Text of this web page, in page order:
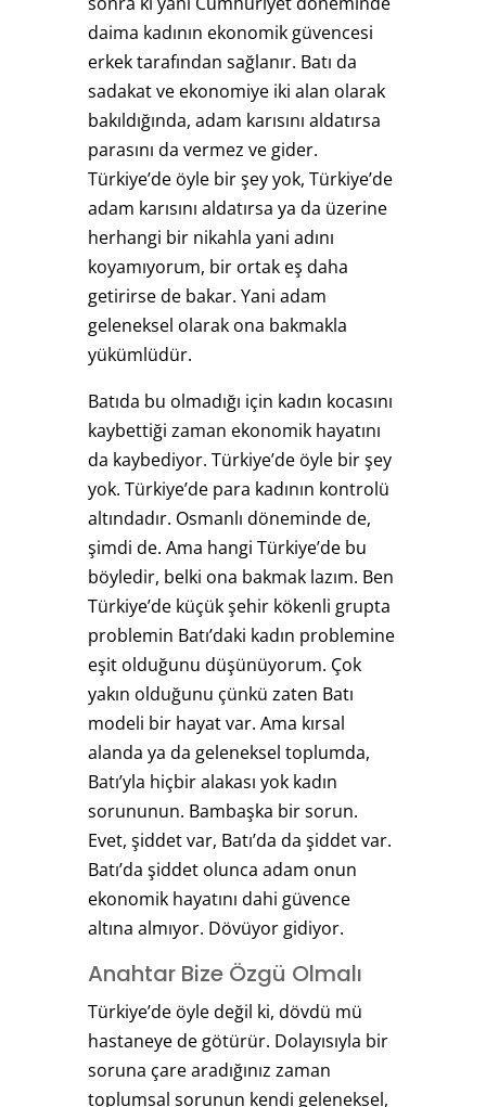
daima kadının ekonomik güvencesi
erkek tarafından sağlanır. Batı da
sadakat ve ekonomiye iki alan olarak
bakıldığında, adam karısını aldatırsa
parasını da vermez ve gider.
Türkiye’de öyle bir şey yok, Türkiye’de
adam karısını aldatırsa ya da üzerine
herhangi bir nikahla yani adını
koyamıyorum, bir ortak eş daha
getirirse de bakar. Yani adam
geleneksel olarak ona bakmakla
yükümlüdür.
Batıda bu olmadığı için kadın kocasını
kaybettiği zaman ekonomik hayatını
da kaybediyor. Türkiye’de öyle bir şey
yok. Türkiye’de para kadının kontrolü
altındadır. Osmanlı döneminde de,
şimdi de. Ama hangi Türkiye’de bu
böyledir, belki ona bakmak lazım. Ben
Türkiye’de küçük şehir kökenli grupta
problemin Batı’daki kadın problemine
eşit olduğunu düşünüyorum. Çok
yakın olduğunu çünkü zaten Batı
modeli bir hayat var. Ama kırsal
alanda ya da geleneksel toplumda,
Batı’yla hiçbir alakası yok kadın
sorununun. Bambaşka bir sorun.
Evet, şiddet var, Batı’da da şiddet var.
Batı’da şiddet olunca adam onun
ekonomik hayatını dahi güvence
altına almıyor. Dövüyor gidiyor.
Anahtar Bize Özgü Olmalı
Türkiye’de öyle değil ki, dövdü mü
hastaneye de götürür. Dolayısıyla bir
soruna çare aradığınız zaman
toplumsal sorunun kendi geleneksel,